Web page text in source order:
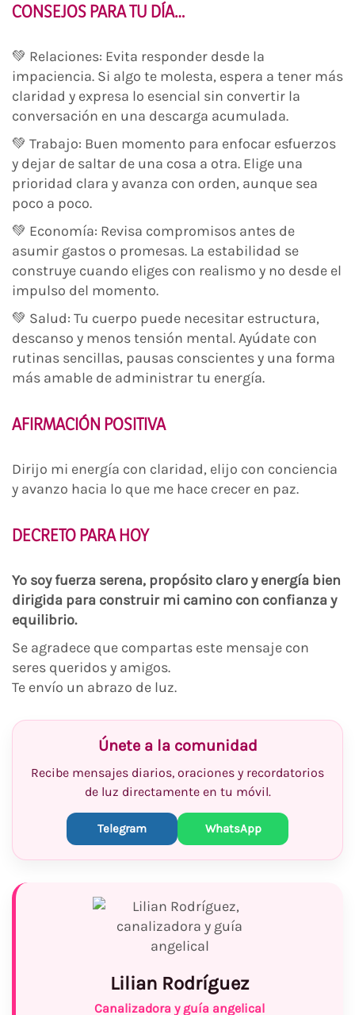
CONSEJOS PARA TU DÍA…
💚 Relaciones: Evita responder desde la
impaciencia. Si algo te molesta, espera a tener más
claridad y expresa lo esencial sin convertir la
conversación en una descarga acumulada.
💚 Trabajo: Buen momento para enfocar esfuerzos
y dejar de saltar de una cosa a otra. Elige una
prioridad clara y avanza con orden, aunque sea
poco a poco.
💚 Economía: Revisa compromisos antes de
asumir gastos o promesas. La estabilidad se
construye cuando eliges con realismo y no desde el
impulso del momento.
💚 Salud: Tu cuerpo puede necesitar estructura,
descanso y menos tensión mental. Ayúdate con
rutinas sencillas, pausas conscientes y una forma
más amable de administrar tu energía.
AFIRMACIÓN POSITIVA
Dirijo mi energía con claridad, elijo con conciencia
y avanzo hacia lo que me hace crecer en paz.
DECRETO PARA HOY
Yo soy fuerza serena, propósito claro y energía bien
dirigida para construir mi camino con confianza y
equilibrio.
Se agradece que compartas este mensaje con
seres queridos y amigos.
Te envío un abrazo de luz.
Únete a la comunidad
Recibe mensajes diarios, oraciones y recordatorios
de luz directamente en tu móvil.
Telegram WhatsApp
Lilian Rodríguez
Canalizadora y guía angelical